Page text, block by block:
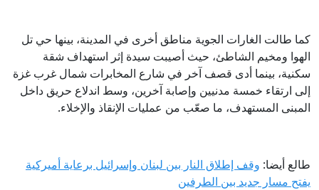
كما طالت الغارات الجوية مناطق أخرى في المدينة، بينها حي تل
الهوا ومخيم الشاطئ، حيث أصيبت سيدة إثر استهداف شقة
سكنية، بينما أدى قصف آخر في شارع المخابرات شمال غرب غزة
إلى ارتقاء خمسة مدنيين وإصابة آخرين، وسط اندلاع حريق داخل
المبنى المستهدف، ما صعّب من عمليات الإنقاذ والإخلاء.
طالع أيضا: وقف إطلاق النار بين لبنان وإسرائيل برعاية أميركية
يفتح مسار جديد بين الطرفين